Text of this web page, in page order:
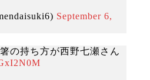
September 6,
の持ち方が西野七瀬さん